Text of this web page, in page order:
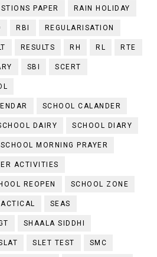
PAPER RAIN HOLIDAY
RBI REGULARISATION
RESULTS RH RL RTE
SBI SCERT
SCHOOL CALANDER
DAIRY SCHOOL DIARY
SCHOOL MORNING PRAYER
ACTIVITIES
REOPEN SCHOOL ZONE
SEAS
SHAALA SIDDHI
SLET TEST SMC